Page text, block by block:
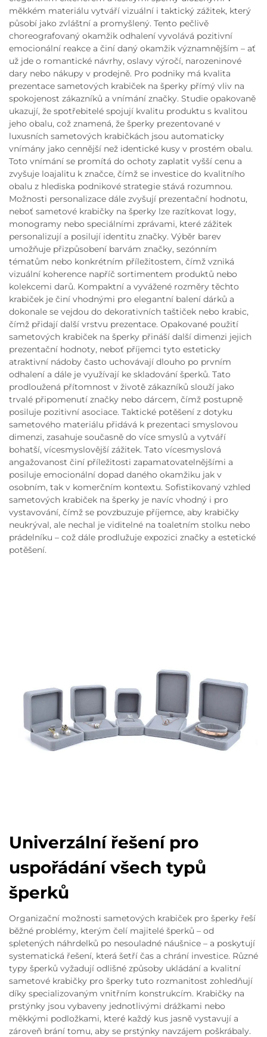
měkkém materiálu vytváří vizuální i taktický zážitek, který
působí jako zvláštní a promyšlený. Tento pečlivě
choreografovaný okamžik odhalení vyvolává pozitivní
emocionální reakce a činí daný okamžik významnějším – ať
už jde o romantické návrhy, oslavy výročí, narozeninové
dary nebo nákupy v prodejně. Pro podniky má kvalita
prezentace sametových krabiček na šperky přímý vliv na
spokojenost zákazníků a vnímání značky. Studie opakovaně
ukazují, že spotřebitelé spojují kvalitu produktu s kvalitou
jeho obalu, což znamená, že šperky prezentované v
luxusních sametových krabičkách jsou automaticky
vnímány jako cennější než identické kusy v prostém obalu.
Toto vnímání se promítá do ochoty zaplatit vyšší cenu a
zvyšuje loajalitu k značce, čímž se investice do kvalitního
obalu z hlediska podnikové strategie stává rozumnou.
Možnosti personalizace dále zvyšují prezentační hodnotu,
neboť sametové krabičky na šperky lze razítkovat logy,
monogramy nebo speciálními zprávami, které zážitek
personalizují a posilují identitu značky. Výběr barev
umožňuje přizpůsobení barvám značky, sezónním
tématům nebo konkrétním příležitostem, čímž vzniká
vizuální koherence napříč sortimentem produktů nebo
kolekcemi darů. Kompaktní a vyvážené rozměry těchto
krabiček je činí vhodnými pro elegantní balení dárků a
dokonale se vejdou do dekorativních taštiček nebo krabic,
čímž přidají další vrstvu prezentace. Opakované použití
sametových krabiček na šperky přináší další dimenzi jejich
prezentační hodnoty, neboť příjemci tyto esteticky
atraktivní nádoby často uchovávají dlouho po prvním
odhalení a dále je využívají ke skladování šperků. Tato
prodloužená přítomnost v životě zákazníků slouží jako
trvalé připomenutí značky nebo dárcem, čímž postupně
posiluje pozitivní asociace. Taktické potěšení z dotyku
sametového materiálu přidává k prezentaci smyslovou
dimenzi, zasahuje současně do více smyslů a vytváří
bohatší, vícesmyslovější zážitek. Tato vícesmyslová
angažovanost činí příležitosti zapamatovatelnějšími a
posiluje emocionální dopad daného okamžiku jak v
osobním, tak v komerčním kontextu. Sofistikovaný vzhled
sametových krabiček na šperky je navíc vhodný i pro
vystavování, čímž se povzbuzuje příjemce, aby krabičky
neukrýval, ale nechal je viditelné na toaletním stolku nebo
prádelníku – což dále prodlužuje expozici značky a estetické
potěšení.
Univerzální řešení pro
uspořádání všech typů
šperků
Organizační možnosti sametových krabiček pro šperky řeší
běžné problémy, kterým čelí majitelé šperků – od
spletených náhrdelků po nesouladné náušnice – a poskytují
systematická řešení, která šetří čas a chrání investice. Různé
typy šperků vyžadují odlišné způsoby ukládání a kvalitní
sametové krabičky pro šperky tuto rozmanitost zohledňují
díky specializovaným vnitřním konstrukcím. Krabičky na
prstýnky jsou vybaveny jednotlivými drážkami nebo
měkkými podložkami, které každý kus jasně vystavují a
zároveň brání tomu, aby se prstýnky navzájem poškrábaly.